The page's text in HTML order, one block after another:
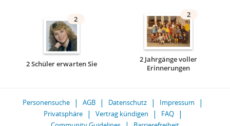
2
2 Schüler erwarten Sie
2
2 Jahrgänge voller
Erinnerungen
Personensuche AGB Datenschutz
Impressum
Privatsphäre
Vertrag kündigen
FAQ